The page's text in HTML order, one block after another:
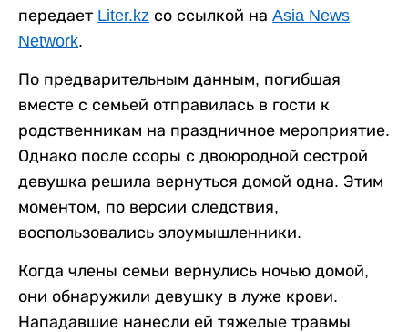
передает Liter.kz со ссылкой на Asia News
Network.
По предварительным данным, погибшая
вместе с семьей отправилась в гости к
родственникам на праздничное мероприятие.
Однако после ссоры с двоюродной сестрой
девушка решила вернуться домой одна. Этим
моментом, по версии следствия,
воспользовались злоумышленники.
Когда члены семьи вернулись ночью домой,
они обнаружили девушку в луже крови.
Нападавшие нанесли ей тяжелые травмы